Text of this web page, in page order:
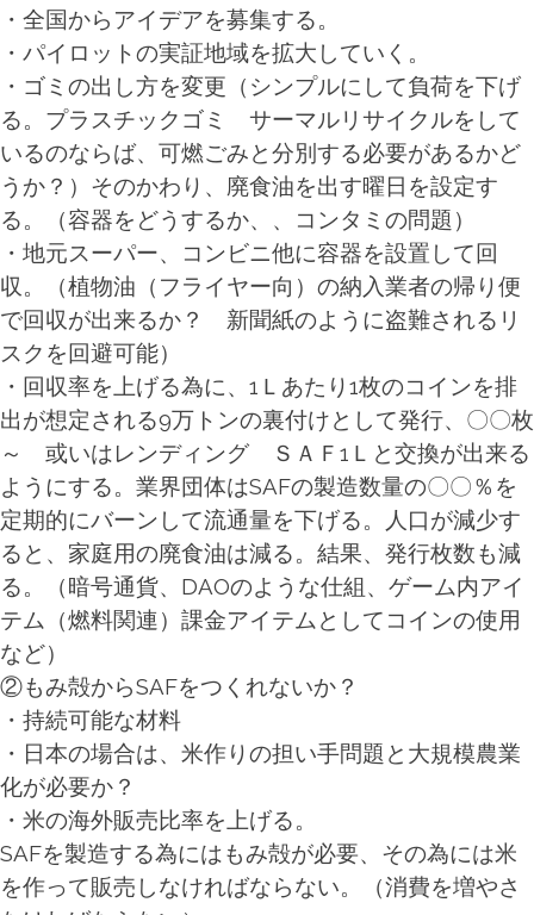
・全国からアイデアを募集する。
・パイロットの実証地域を拡大していく。
・ゴミの出し方を変更（シンプルにして負荷を下げ
る。プラスチックゴミ サーマルリサイクルをして
いるのならば、可燃ごみと分別する必要があるかど
うか？）そのかわり、廃食油を出す曜日を設定す
る。（容器をどうするか、、コンタミの問題）
・地元スーパー、コンビニ他に容器を設置して回
収。（植物油（フライヤー向）の納入業者の帰り便
で回収が出来るか？ 新聞紙のように盗難されるリ
スクを回避可能）
・回収率を上げる為に、1Ｌあたり1枚のコインを排
出が想定される9万トンの裏付けとして発行、〇〇枚
～ 或いはレンディング ＳＡＦ1Ｌと交換が出来る
ようにする。業界団体はSAFの製造数量の〇〇％を
定期的にバーンして流通量を下げる。
人口が減少す
ると、家庭用の廃食油は減る。結果、発行枚数も減
る。
（暗号通貨、DAOのような仕組、ゲーム内アイ
テム（燃料関連）課金アイテムとしてコインの使用
など）
②もみ殻からSAFをつくれないか？
・持続可能な材料
・日本の場合は、米作りの担い手問題と大規模農業
化が必要か？
・米の海外販売比率を上げる。
SAFを製造する為にはもみ殻が必要、その為には米
を作って販売しなければならない。（消費を増やさ